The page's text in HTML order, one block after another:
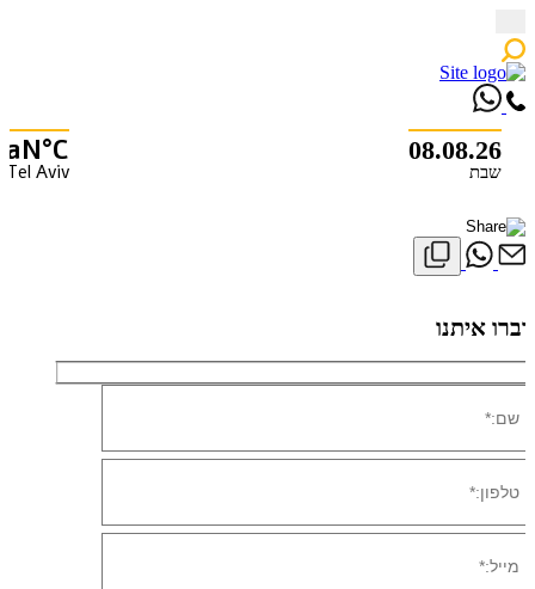
to
content
08.08.26
שבת Tel Aviv
דברו איתנו